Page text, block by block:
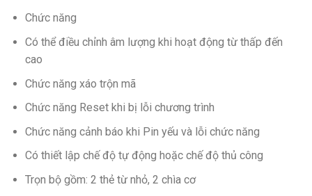
Chức năng
Có thể điều chỉnh âm lượng khi hoạt động từ thấp đến
cao
Chức năng xáo trộn mã
Chức năng Reset khi bị lỗi chương trình
Chức năng cảnh báo khi Pin yếu và lỗi chức năng
Có thiết lập chế độ tự động hoặc chế độ thủ công
Trọn bộ gồm: 2 thẻ từ nhỏ, 2 chìa cơ